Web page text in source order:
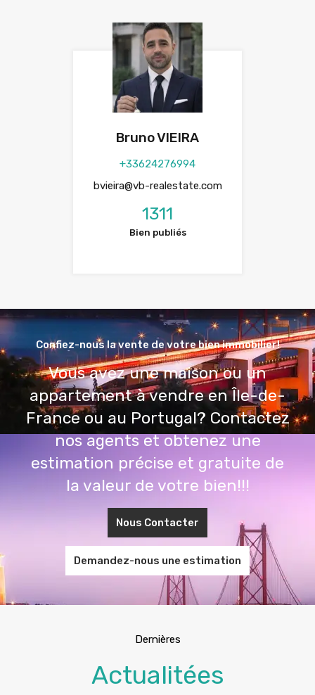
Bruno VIEIRA
+33624276994
bvieira@vb-realestate.com
1311
Bien publiés
Confiez-nous la vente de votre bien immobilier!
Vous avez une maison ou un
appartement à vendre en Île-de-
France ou au Portugal? Contactez
nos agents et obtenez une
estimation précise et gratuite de
la valeur de votre bien!!!
Nous Contacter
Demandez-nous une estimation
Dernières
Actualitées